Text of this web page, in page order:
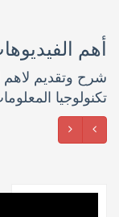
أهم
شرح وتقديم لاهم
تكنولوجيا